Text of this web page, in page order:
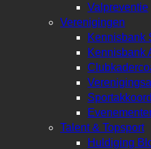
Valpreventie
Verenigingen
Kennisbank
Kennisbank
Sportakkoord
Talent & Topsport
Huldiging